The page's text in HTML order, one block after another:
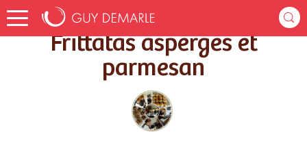
Accueil Recettes Frittatas asperges et parmesan
Frittatas asperges et
parmesan